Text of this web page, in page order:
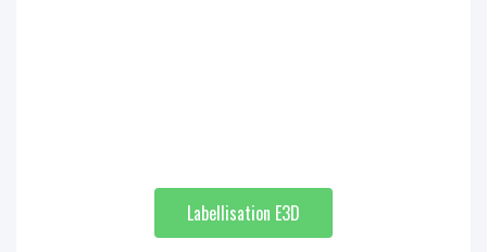
Labellisation E3D